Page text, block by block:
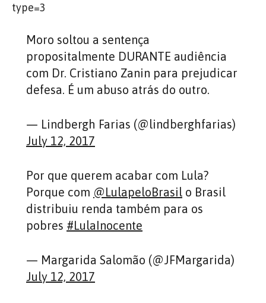
type=3
Moro soltou a sentença
propositalmente DURANTE audiência
com Dr. Cristiano Zanin para prejudicar
defesa. É um abuso atrás do outro.
— Lindbergh Farias (@lindberghfarias)
July 12, 2017
Por que querem acabar com Lula?
Porque com @LulapeloBrasil o Brasil
distribuiu renda também para os
pobres #LulaInocente
— Margarida Salomão (@JFMargarida)
July 12, 2017